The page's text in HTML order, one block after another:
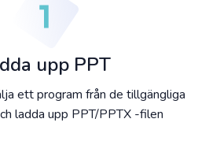
upp PPT
ett program från de tillgängliga
ladda upp PPT/PPTX -filen